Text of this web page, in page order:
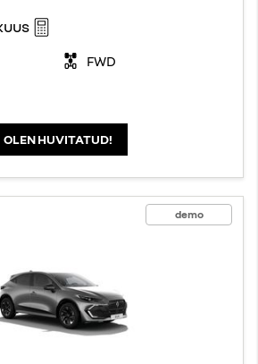
FWD
OLEN HUVITATUD!
demo